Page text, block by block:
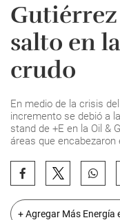
salto en
crudo
En medio de la crisis
incremento se debió a
stand de +E en la Oil &
áreas que encabezaron
+ Agregar Más Energía